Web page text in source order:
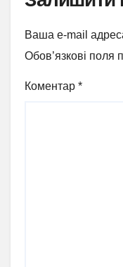
Ваша e-mail
Обов’язкові поля
Коментар *